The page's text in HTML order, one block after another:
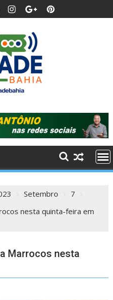
Setembro
7
nesta quinta-feira em
Marrocos nesta